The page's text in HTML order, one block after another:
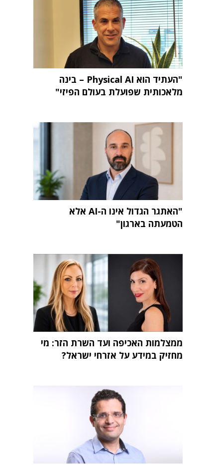
"העתיד הוא Physical AI – בינה
מלאכותית שפועלת בעולם הפיזי"
"האתגר הגדול אינו ה-AI אלא
הטמעתה בארגון"
ממצלמות האכיפה ועד השרת הזר: מי
מחזיק במידע על אזרחי ישראל?